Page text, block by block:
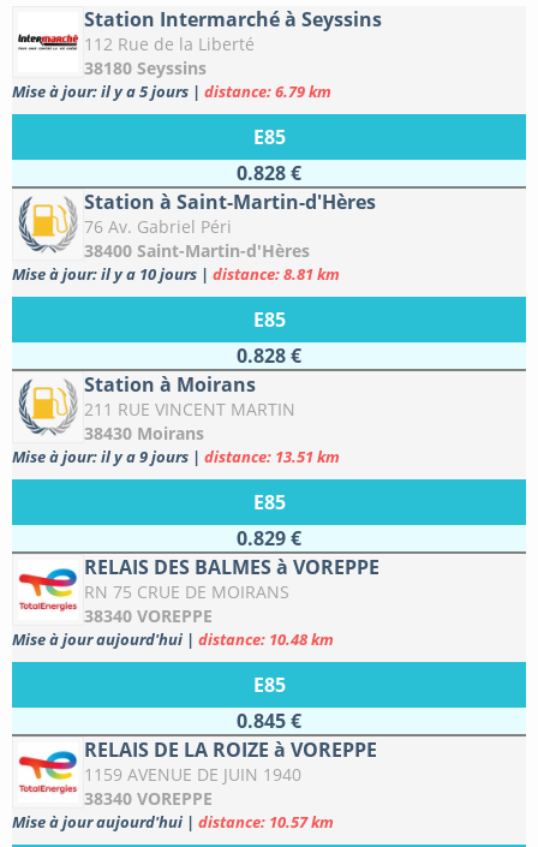
Station Intermarché à Seyssins
112 Rue de la Liberté
38180 Seyssins
Mise à jour: il y a 5 jours | distance: 6.79 km
E85
0.828 €
Station à Saint-Martin-d'Hères
76 Av. Gabriel Péri
38400 Saint-Martin-d'Hères
Mise à jour: il y a 10 jours | distance: 8.81 km
E85
0.828 €
Station à Moirans
211 RUE VINCENT MARTIN
38430 Moirans
Mise à jour: il y a 9 jours | distance: 13.51 km
E85
0.829 €
RELAIS DES BALMES à VOREPPE
RN 75 CRUE DE MOIRANS
38340 VOREPPE
Mise à jour aujourd'hui | distance: 10.48 km
E85
0.845 €
RELAIS DE LA ROIZE à VOREPPE
1159 AVENUE DE JUIN 1940
38340 VOREPPE
Mise à jour aujourd'hui | distance: 10.57 km